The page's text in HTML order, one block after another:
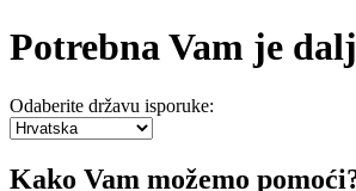
Potrebna Vam je
Odaberite državu isporuke:
Kako Vam možemo